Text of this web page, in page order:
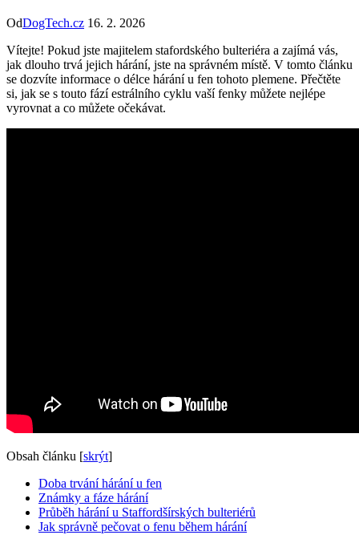
OdDogTech.cz 16. 2. 2026
Vítejte! Pokud jste majitelem stafordského bulteriéra a zajímá vás,
jak dlouho trvá jejich hárání, jste na správném místě. V tomto článku
se dozvíte informace o délce hárání u fen tohoto plemene. Přečtěte
si, jak se s touto fází estrálního cyklu vaší fenky můžete nejlépe
vyrovnat a co můžete očekávat.
Obsah článku [skrýt]
Doba trvání hárání u fen
Známky a fáze hárání
Průběh hárání u Staffordšírských bulteriérů
Jak správně pečovat o fenu během hárání